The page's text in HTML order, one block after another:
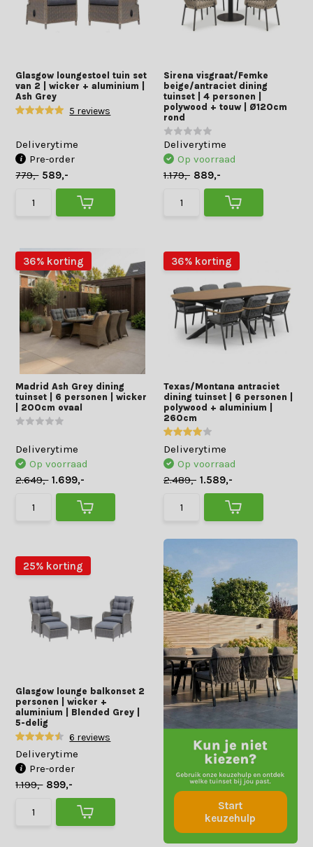
Glasgow loungestoel tuin set
van 2 | wicker + aluminium |
Ash Grey
5 reviews
Deliverytime
Pre-order
779,- 589,-
Sirena visgraat/Femke
beige/antraciet dining
tuinset | 4 personen |
polywood + touw | Ø120cm
rond
Deliverytime
Op voorraad
1.179,- 889,-
36% korting
Madrid Ash Grey dining
tuinset | 6 personen | wicker
| 200cm ovaal
Deliverytime
Op voorraad
2.649,- 1.699,-
36% korting
Texas/Montana antraciet
dining tuinset | 6 personen |
polywood + aluminium |
260cm
Deliverytime
Op voorraad
2.489,- 1.589,-
25% korting
Glasgow lounge balkonset 2
personen | wicker +
aluminium | Blended Grey |
5-delig
6 reviews
Deliverytime
Pre-order
1.199,- 899,-
Start
keuzehulp